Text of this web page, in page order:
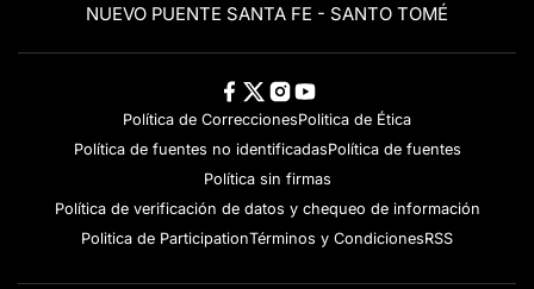
NUEVO PUENTE SANTA FE - SANTO TOMÉ
Política de CorreccionesPolitica de Ética
Política de fuentes no identificadasPolítica de fuentes
Política sin firmas
Política de verificación de datos y chequeo de información
Politica de ParticipationTérminos y CondicionesRSS